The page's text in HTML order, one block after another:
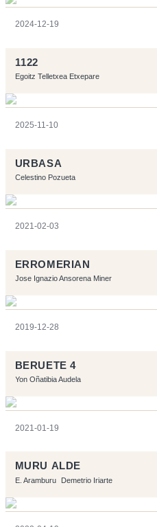
2024-12-19
1122
Egoitz Telletxea Etxepare
2025-11-10
URBASA
Celestino Pozueta
2021-02-03
ERROMERIAN
Jose Ignazio Ansorena Miner
2019-12-28
BERUETE 4
Yon Oñatibia Audela
2021-01-19
MURU ALDE
E. Aramburu Demetrio Iriarte